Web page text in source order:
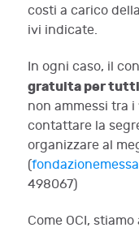
costi a carico
ivi indicate.
In ogni caso, il
gratuita per
non ammessi tra
contattare la
organizzare al
(
498067)
Come OCI,